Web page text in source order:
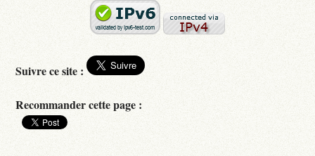
Suivre ce site :
Recommander cette page :